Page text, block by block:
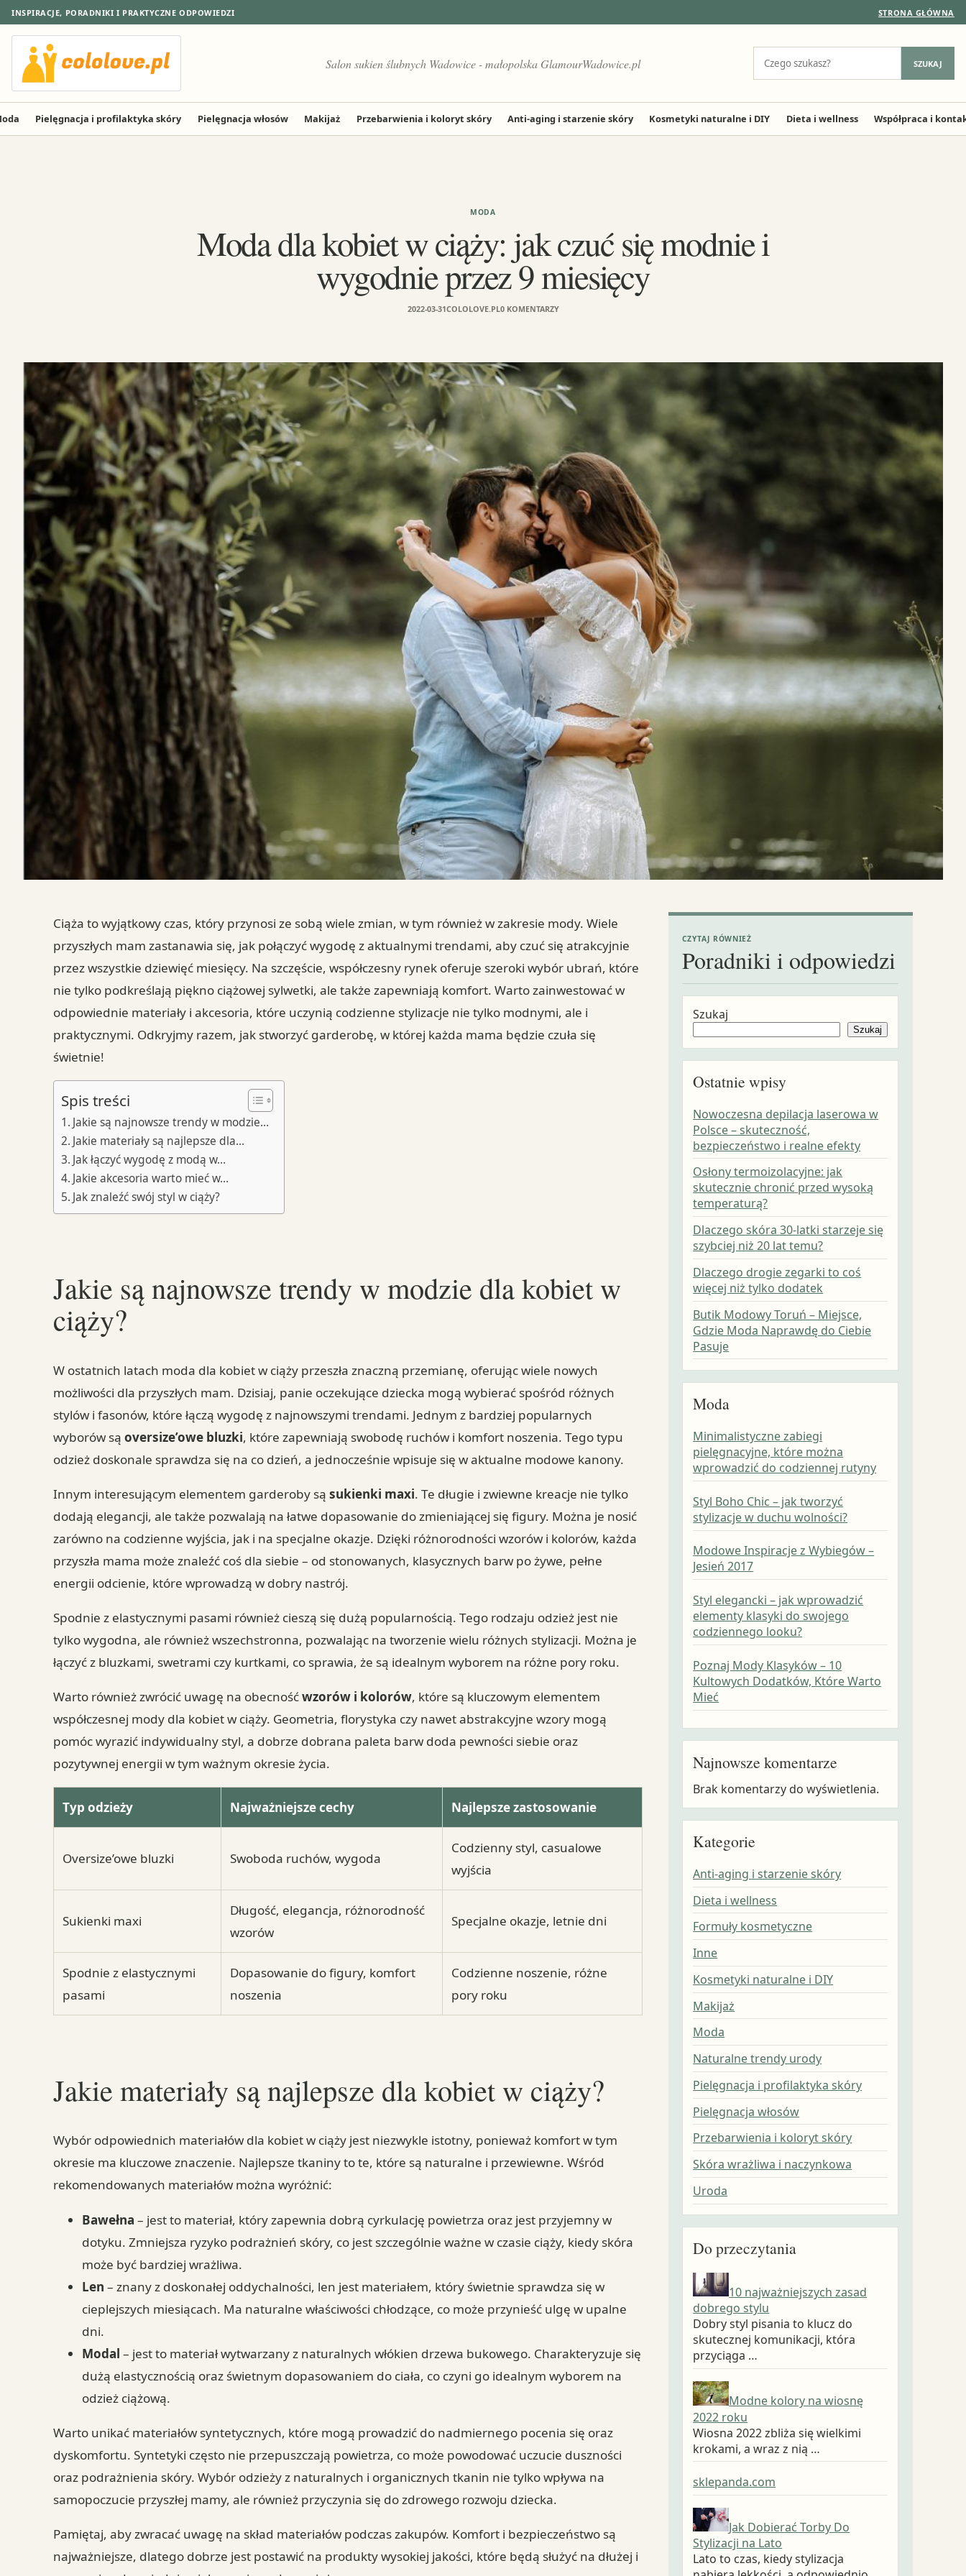
INSPIRACJE, PORADNIKI I PRAKTYCZNE ODPOWIEDZI STRONA GŁÓWNA
Salon sukien ślubnych Wadowice - małopolska GlamourWadowice.pl SZUKAJ
Pielęgnacja i profilaktyka skóry Pielęgnacja włosów Makijaż Przebarwienia i koloryt skóry Anti-aging i starzenie skóry Kosmetyki naturalne i DIY Dieta i wellness Współpraca i
MODA
Moda dla kobiet w ciąży: jak czuć się modnie i
wygodnie przez 9 miesięcy
2022-03-31COLOLOVE.PL0 KOMENTARZY
Ciąża to wyjątkowy czas, który przynosi ze sobą wiele zmian, w tym również w zakresie mody. Wiele
przyszłych mam zastanawia się, jak połączyć wygodę z aktualnymi trendami, aby czuć się atrakcyjnie
przez wszystkie dziewięć miesięcy. Na szczęście, współczesny rynek oferuje szeroki wybór ubrań, które
nie tylko podkreślają piękno ciążowej sylwetki, ale także zapewniają komfort. Warto zainwestować w
odpowiednie materiały i akcesoria, które uczynią codzienne stylizacje nie tylko modnymi, ale i
praktycznymi. Odkryjmy razem, jak stworzyć garderobę, w której każda mama będzie czuła się
świetnie!
Spis treści
Jakie są najnowsze trendy w modzie…
Jakie materiały są najlepsze dla…
Jak łączyć wygodę z modą w…
Jakie akcesoria warto mieć w…
Jak znaleźć swój styl w ciąży?
Jakie są najnowsze trendy w modzie dla kobiet w
ciąży?
W ostatnich latach moda dla kobiet w ciąży przeszła znaczną przemianę, oferując wiele nowych
możliwości dla przyszłych mam. Dzisiaj, panie oczekujące dziecka mogą wybierać spośród różnych
stylów i fasonów, które łączą wygodę z najnowszymi trendami. Jednym z bardziej popularnych
wyborów sąoversize’owe bluzki, które zapewniają swobodę ruchów i komfort noszenia. Tego typu
odzież doskonale sprawdza się na co dzień, a jednocześnie wpisuje się w aktualne modowe kanony.
Innym interesującym elementem garderoby sąsukienki maxi. Te długie i zwiewne kreacje nie tylko
dodają elegancji, ale także pozwalają na łatwe dopasowanie do zmieniającej się figury. Można je nosić
zarówno na codzienne wyjścia, jak i na specjalne okazje. Dzięki różnorodności wzorów i kolorów, każda
przyszła mama może znaleźć coś dla siebie – od stonowanych, klasycznych barw po żywe, pełne
energii odcienie, które wprowadzą w dobry nastrój.
Spodnie z elastycznymi pasami również cieszą się dużą popularnością. Tego rodzaju odzież jest nie
tylko wygodna, ale również wszechstronna, pozwalając na tworzenie wielu różnych stylizacji. Można je
łączyć z bluzkami, swetrami czy kurtkami, co sprawia, że są idealnym wyborem na różne pory roku.
Warto również zwrócić uwagę na obecnośćwzorów i kolorów, które są kluczowym elementem
współczesnej mody dla kobiet w ciąży. Geometria, florystyka czy nawet abstrakcyjne wzory mogą
pomóc wyrazić indywidualny styl, a dobrze dobrana paleta barw doda pewności siebie oraz
pozytywnej energii w tym ważnym okresie życia.
Typ odzieży Najważniejsze cechy Najlepsze zastosowanie
Oversize’owe bluzki Swoboda ruchów, wygoda
Codzienny styl, casualowe
wyjścia
Sukienki maxi
Długość, elegancja, różnorodność
wzorów
Specjalne okazje, letnie dni
Spodnie z elastycznymi
pasami
Dopasowanie do figury, komfort
noszenia
Codzienne noszenie, różne
pory roku
Jakie materiały są najlepsze dla kobiet w ciąży?
Wybór odpowiednich materiałów dla kobiet w ciąży jest niezwykle istotny, ponieważ komfort w tym
okresie ma kluczowe znaczenie. Najlepsze tkaniny to te, które są naturalne i przewiewne. Wśród
rekomendowanych materiałów można wyróżnić:
Bawełna – jest to materiał, który zapewnia dobrą cyrkulację powietrza oraz jest przyjemny w
dotyku. Zmniejsza ryzyko podrażnień skóry, co jest szczególnie ważne w czasie ciąży, kiedy skóra
może być bardziej wrażliwa.
Len – znany z doskonałej oddychalności, len jest materiałem, który świetnie sprawdza się w
cieplejszych miesiącach. Ma naturalne właściwości chłodzące, co może przynieść ulgę w upalne
dni.
Modal – jest to materiał wytwarzany z naturalnych włókien drzewa bukowego. Charakteryzuje się
dużą elastycznością oraz świetnym dopasowaniem do ciała, co czyni go idealnym wyborem na
odzież ciążową.
Warto unikać materiałów syntetycznych, które mogą prowadzić do nadmiernego pocenia się oraz
dyskomfortu. Syntetyki często nie przepuszczają powietrza, co może powodować uczucie duszności
oraz podrażnienia skóry. Wybór odzieży z naturalnych i organicznych tkanin nie tylko wpływa na
samopoczucie przyszłej mamy, ale również przyczynia się do zdrowego rozwoju dziecka.
Pamiętaj, aby zwracać uwagę na skład materiałów podczas zakupów. Komfort i bezpieczeństwo są
najważniejsze, dlatego dobrze jest postawić na produkty wysokiej jakości, które będą służyć na dłużej i
CZYTAJ RÓWNIEŻ
Poradniki i odpowiedzi
Szukaj
Szukaj
Ostatnie wpisy
Nowoczesna depilacja laserowa w
Polsce – skuteczność,
bezpieczeństwo i realne efekty
Osłony termoizolacyjne: jak
skutecznie chronić przed wysoką
temperaturą?
Dlaczego skóra 30-latki starzeje się
szybciej niż 20 lat temu?
Dlaczego drogie zegarki to coś
więcej niż tylko dodatek
Butik Modowy Toruń – Miejsce,
Gdzie Moda Naprawdę do Ciebie
Pasuje
Moda
Minimalistyczne zabiegi
pielęgnacyjne, które można
wprowadzić do codziennej rutyny
Styl Boho Chic – jak tworzyć
stylizacje w duchu wolności?
Modowe Inspiracje z Wybiegów –
Jesień 2017
Styl elegancki – jak wprowadzić
elementy klasyki do swojego
codziennego looku?
Poznaj Mody Klasyków – 10
Kultowych Dodatków, Które Warto
Mieć
Najnowsze komentarze
Brak komentarzy do wyświetlenia.
Kategorie
Anti-aging i starzenie skóry
Dieta i wellness
Formuły kosmetyczne
Inne
Kosmetyki naturalne i DIY
Makijaż
Moda
Naturalne trendy urody
Pielęgnacja i profilaktyka skóry
Pielęgnacja włosów
Przebarwienia i koloryt skóry
Skóra wrażliwa i naczynkowa
Uroda
Do przeczytania
10 najważniejszych zasad
dobrego stylu
Dobry styl pisania to klucz do
skutecznej komunikacji, która
przyciąga …
Modne kolory na wiosnę
2022 roku
Wiosna 2022 zbliża się wielkimi
krokami, a wraz z nią …
sklepanda.com
Jak Dobierać Torby Do
Stylizacji na Lato
Lato to czas, kiedy stylizacja